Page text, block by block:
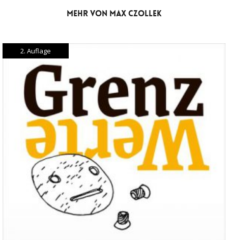
MEHR VON MAX CZOLLEK
2. Auflage